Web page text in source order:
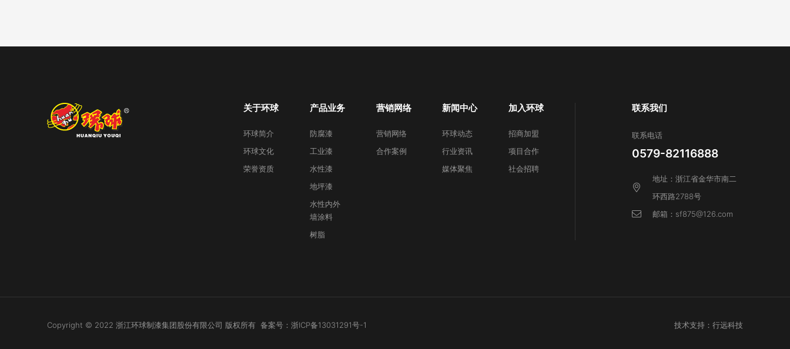
关于环球
环球简介
环球文化
荣誉资质
产品业务
防腐漆
工业漆
水性漆
地坪漆
水性内外
墙涂料
树脂
营销网络
营销网络
合作案例
新闻中心
环球动态
行业资讯
媒体聚焦
加入环球
招商加盟
项目合作
社会招聘
联系我们
联系电话
0579-82116888
地址：浙江省金华市南二
环西路2788号
邮箱：sf875@126.com
Copyright © 2022 浙江环球制漆集团股份有限公司 版权所有 备案号： 浙ICP备13031291号-1 技术支持：行远科技